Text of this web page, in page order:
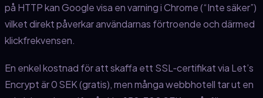
på HTTP kan Google visa en varning i Chrome (“Inte säker”)
vilket direkt påverkar användarnas förtroende och därmed
klickfrekvensen.
En enkel kostnad för att skaffa ett SSL‑certifikat via Let’s
Encrypt är 0 SEK (gratis), men många webbhotell tar ut en